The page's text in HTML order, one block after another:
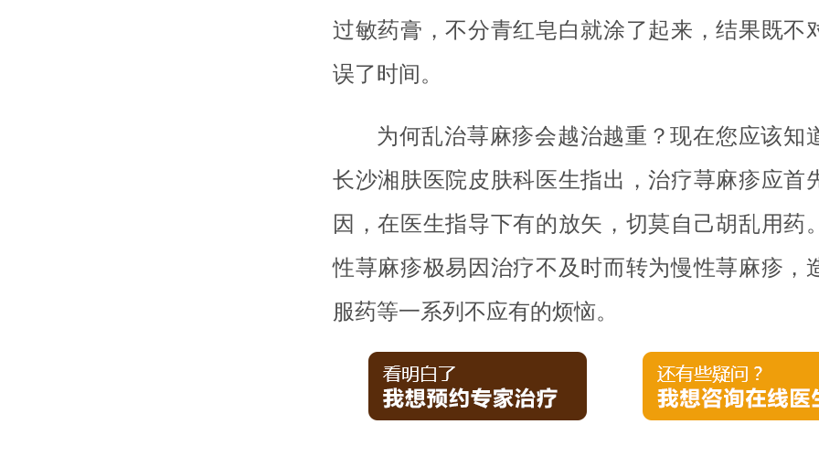
过敏药膏，不分青红皂白就涂了起来，结果既不
误了时间。
为何乱治荨麻疹会越治越重？现在您应该知
长沙湘肤医院皮肤科医生指出，治疗荨麻疹应首
因，在医生指导下有的放矢，切莫自己胡乱用药
性荨麻疹极易因治疗不及时而转为慢性荨麻疹，
服药等一系列不应有的烦恼。